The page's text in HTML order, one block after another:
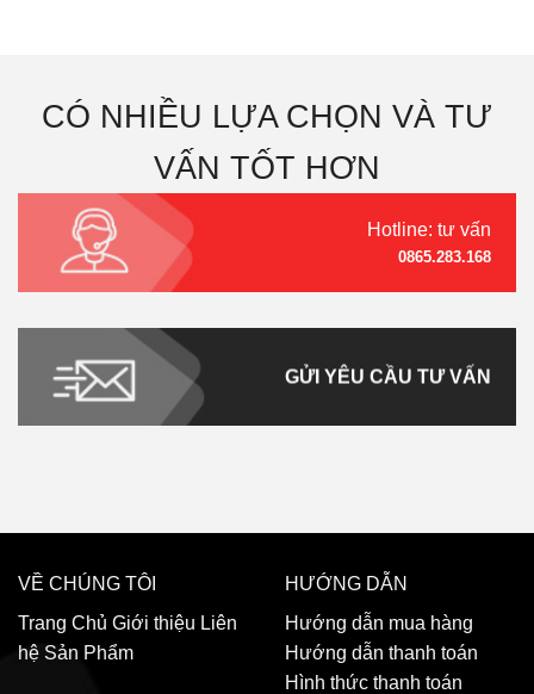
CÓ NHIỀU LỰA CHỌN VÀ TƯ
VẤN TỐT HƠN
Hotline: tư vấn
0865.283.168
GỬI YÊU CẦU TƯ VẤN
VỀ CHÚNG TÔI
Trang Chủ Giới thiệu Liên
hệ Sản Phẩm
HƯỚNG DẪN
Hướng dẫn mua hàng
Hướng dẫn thanh toán
Hình thức thanh toán